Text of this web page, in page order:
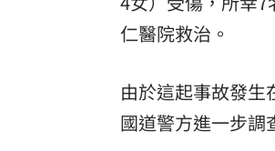
仁醫院救治。
由於這起事故發
國道警方進一步調